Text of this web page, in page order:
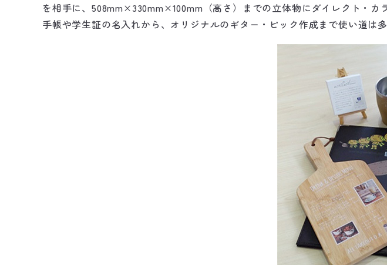
を相手に、508mm×330mm×100mm（高さ）までの立体物にダイレクト・
手帳や学生証の名入れから、オリジナルのギター・ピック作成まで使い道は